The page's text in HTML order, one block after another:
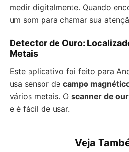
medir digitalmente. Quando
um som para chamar sua
Detector de Ouro:
Metais
Este aplicativo foi feito para
usa sensor de campo
vários metais. O scanner de
e é fácil de usar.
Veja